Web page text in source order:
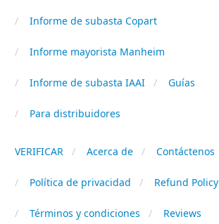
Informe de subasta Copart
Informe mayorista Manheim
Informe de subasta IAAI Guías
Para distribuidores
VERIFICAR Acerca de Contáctenos
Política de privacidad Refund Policy
Términos y condiciones Reviews